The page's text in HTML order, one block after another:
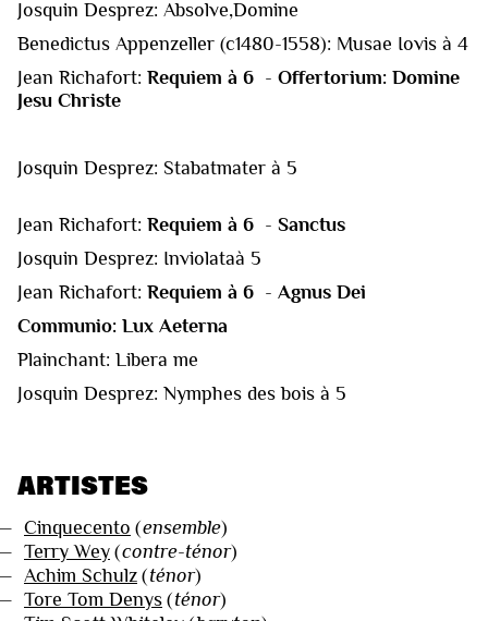
Josquin Desprez: Absolve,Domine
Benedictus Appenzeller (c1480-1558): Musae Iovis à 4
Jean Richafort: Requiem à 6 - Offertorium: Domine
Jesu Christe
Josquin Desprez: Stabatmater à 5
Jean Richafort: Requiem à 6 - Sanctus
Josquin Desprez: Inviolataà 5
Jean Richafort: Requiem à 6 - Agnus Dei
Communio: Lux Aeterna
Plainchant: Libera me
Josquin Desprez: Nymphes des bois à 5
ARTISTES
Cinquecento (ensemble)
Terry Wey (contre-ténor)
Achim Schulz (ténor)
Tore Tom Denys (ténor)